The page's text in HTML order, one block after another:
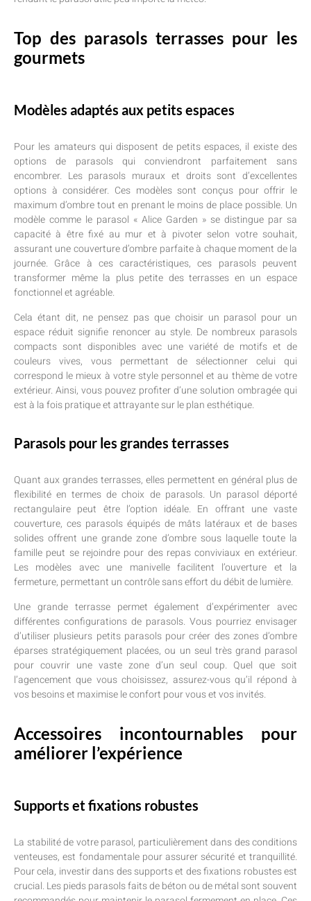
Top des parasols terrasses pour les
gourmets
Modèles adaptés aux petits espaces
Pour les amateurs qui disposent de petits espaces, il existe des
options de parasols qui conviendront parfaitement sans
encombrer. Les parasols muraux et droits sont d’excellentes
options à considérer. Ces modèles sont conçus pour offrir le
maximum d’ombre tout en prenant le moins de place possible. Un
modèle comme le parasol « Alice Garden » se distingue par sa
capacité à être fixé au mur et à pivoter selon votre souhait,
assurant une couverture d’ombre parfaite à chaque moment de la
journée. Grâce à ces caractéristiques, ces parasols peuvent
transformer même la plus petite des terrasses en un espace
fonctionnel et agréable.
Cela étant dit, ne pensez pas que choisir un parasol pour un
espace réduit signifie renoncer au style. De nombreux parasols
compacts sont disponibles avec une variété de motifs et de
couleurs vives, vous permettant de sélectionner celui qui
correspond le mieux à votre style personnel et au thème de votre
extérieur. Ainsi, vous pouvez profiter d’une solution ombragée qui
est à la fois pratique et attrayante sur le plan esthétique.
Parasols pour les grandes terrasses
Quant aux grandes terrasses, elles permettent en général plus de
flexibilité en termes de choix de parasols. Un parasol déporté
rectangulaire peut être l’option idéale. En offrant une vaste
couverture, ces parasols équipés de mâts latéraux et de bases
solides offrent une grande zone d’ombre sous laquelle toute la
famille peut se rejoindre pour des repas conviviaux en extérieur.
Les modèles avec une manivelle facilitent l’ouverture et la
fermeture, permettant un contrôle sans effort du débit de lumière.
Une grande terrasse permet également d’expérimenter avec
différentes configurations de parasols. Vous pourriez envisager
d’utiliser plusieurs petits parasols pour créer des zones d’ombre
éparses stratégiquement placées, ou un seul très grand parasol
pour couvrir une vaste zone d’un seul coup. Quel que soit
l’agencement que vous choisissez, assurez-vous qu’il répond à
vos besoins et maximise le confort pour vous et vos invités.
Accessoires incontournables pour
améliorer l’expérience
Supports et fixations robustes
La stabilité de votre parasol, particulièrement dans des conditions
venteuses, est fondamentale pour assurer sécurité et tranquillité.
Pour cela, investir dans des supports et des fixations robustes est
crucial. Les pieds parasols faits de béton ou de métal sont souvent